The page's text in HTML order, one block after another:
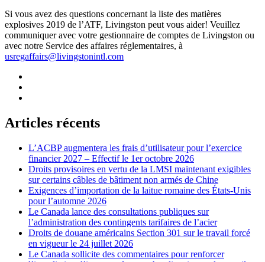
Si vous avez des questions concernant la liste des matières
explosives 2019 de l’ATF, Livingston peut vous aider! Veuillez
communiquer avec votre gestionnaire de comptes de Livingston ou
avec notre Service des affaires réglementaires, à
usregaffairs@livingstonintl.com
Articles récents
L’ACBP augmentera les frais d’utilisateur pour l’exercice
financier 2027 – Effectif le 1er octobre 2026
Droits provisoires en vertu de la LMSI maintenant exigibles
sur certains câbles de bâtiment non armés de Chine
Exigences d’importation de la laitue romaine des États-Unis
pour l’automne 2026
Le Canada lance des consultations publiques sur
l’administration des contingents tarifaires de l’acier
Droits de douane américains Section 301 sur le travail forcé
en vigueur le 24 juillet 2026
Le Canada sollicite des commentaires pour renforcer